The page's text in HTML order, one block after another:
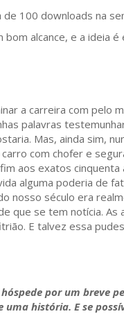
100 downloads na
alcance, e a ideia é
a carreira com pelo
palavras
Mas, ainda sim,
com chofer e
aos exatos
alguma poderia de
nosso século era
que se tem notícia.
E talvez essa
por um breve
história. E se